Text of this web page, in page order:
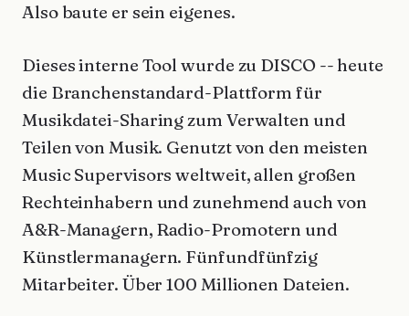
Also baute er sein eigenes.
Dieses interne Tool wurde zu DISCO -- heute
die Branchenstandard-Plattform für
Musikdatei-Sharing zum Verwalten und
Teilen von Musik. Genutzt von den meisten
Music Supervisors weltweit, allen großen
Rechteinhabern und zunehmend auch von
A&R-Managern, Radio-Promotern und
Künstlermanagern. Fünfundfünfzig
Mitarbeiter. Über 100 Millionen Dateien.